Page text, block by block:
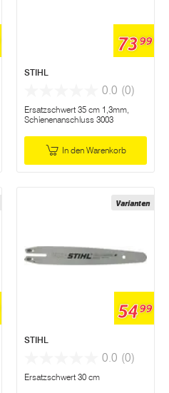
7399
STIHL
0.0 (0)
Ersatzschwert 35 cm 1,3mm,
Schienenanschluss 3003
In den Warenkorb
Varianten
5499
STIHL
0.0 (0)
Ersatzschwert 30 cm